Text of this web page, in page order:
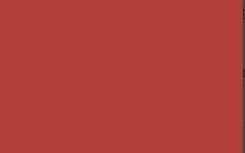
Abonnez-vous à
Adresse de